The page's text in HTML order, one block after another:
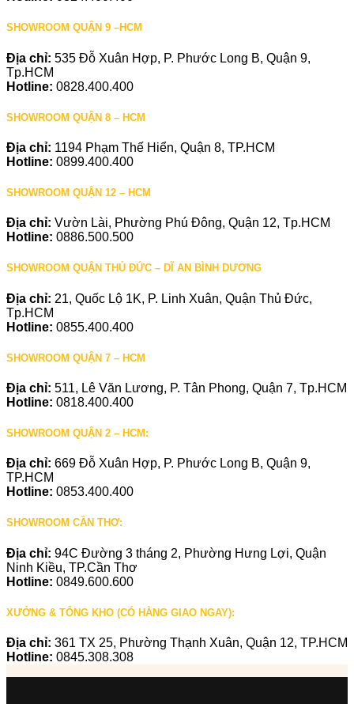
SHOWROOM QUẬN 9 –HCM
Địa chỉ: 535 Đỗ Xuân Hợp, P. Phước Long B, Quận 9,
Tp.HCM
Hotline: 0828.400.400
SHOWROOM QUẬN 8 – HCM
Địa chỉ: 1194 Phạm Thế Hiển, Quận 8, TP.HCM
Hotline: 0899.400.400
SHOWROOM QUẬN 12 – HCM
Địa chỉ: Vườn Lài, Phường Phú Đông, Quận 12, Tp.HCM
Hotline: 0886.500.500
SHOWROOM QUẬN THỦ ĐỨC – DĨ AN BÌNH DƯƠNG
Địa chỉ: 21, Quốc Lộ 1K, P. Linh Xuân, Quận Thủ Đức,
Tp.HCM
Hotline: 0855.400.400
SHOWROOM QUẬN 7 – HCM
Địa chỉ: 511, Lê Văn Lương, P. Tân Phong, Quận 7, Tp.HCM
Hotline: 0818.400.400
SHOWROOM QUẬN 2 – HCM:
Địa chỉ: 669 Đỗ Xuân Hợp, P. Phước Long B, Quận 9,
TP.HCM
Hotline: 0853.400.400
SHOWROOM CẦN THƠ:
Địa chỉ: 94C Đường 3 tháng 2, Phường Hưng Lợi, Quận
Ninh Kiều, TP.Cần Thơ
Hotline: 0849.600.600
XƯỞNG & TỔNG KHO (CÓ HÀNG GIAO NGAY):
Địa chỉ: 361 TX 25, Phường Thạnh Xuân, Quận 12, TP.HCM
Hotline: 0845.308.308